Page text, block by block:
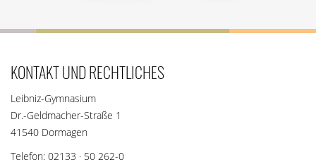
KONTAKT UND RECHTLICHES
Leibniz-Gymnasium
Dr.-Geldmacher-Straße 1
41540 Dormagen
Telefon: 02133 · 50 262-0